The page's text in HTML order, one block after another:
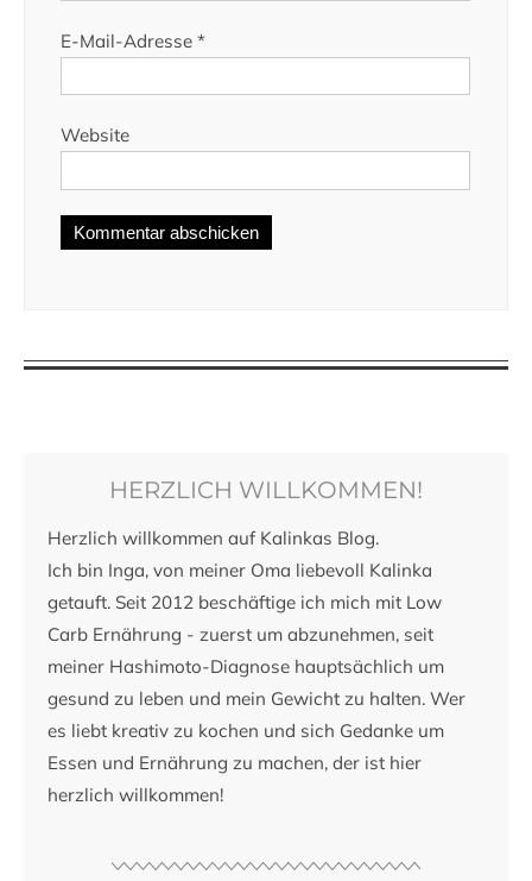
E-Mail-Adresse *
Website
HERZLICH WILLKOMMEN!
Herzlich willkommen auf Kalinkas Blog.
Ich bin Inga, von meiner Oma liebevoll Kalinka
getauft. Seit 2012 beschäftige ich mich mit Low
Carb Ernährung - zuerst um abzunehmen, seit
meiner Hashimoto-Diagnose hauptsächlich um
gesund zu leben und mein Gewicht zu halten. Wer
es liebt kreativ zu kochen und sich Gedanke um
Essen und Ernährung zu machen, der ist hier
herzlich willkommen!